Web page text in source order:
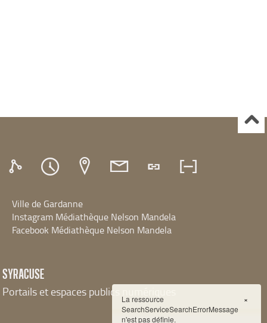
Ville de Gardanne
Instagram Médiathèque Nelson Mandela
Facebook Médiathèque Nelson Mandela
SYRACUSE
Portails et espaces publics numériques
×
La ressource
SearchServiceSearchErrorMessage
n'est pas définie.